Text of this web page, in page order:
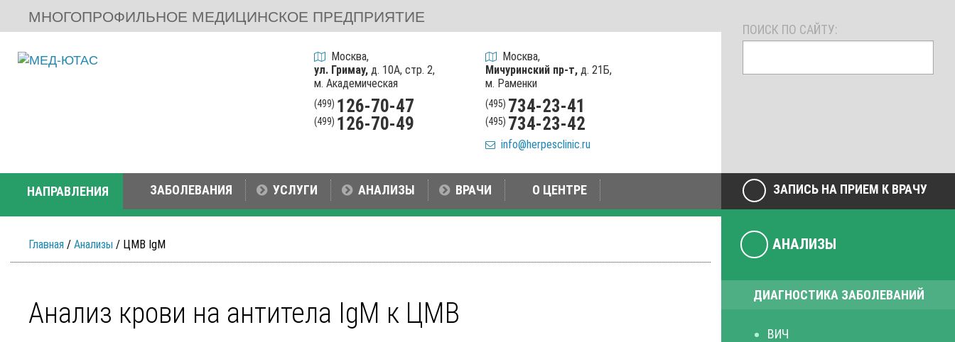
МНОГОПРОФИЛЬНОЕ МЕДИЦИНСКОЕ ПРЕДПРИЯТИЕ
Москва,
ул. Гримау,д. 10А, стр. 2,
м. Академическая
(499) 126-70-47
(499) 126-70-49
Москва,
Мичуринский пр-т, д. 21Б,
м. Раменки
(495) 734-23-41
(495) 734-23-42
info@herpesclinic.ru
ПОИСК ПО САЙТУ:
НАПРАВЛЕНИЯ ЗАБОЛЕВАНИЯ УСЛУГИ АНАЛИЗЫ ВРАЧИ О ЦЕНТРЕ
Главная / Анализы / ЦМВ IgM
Анализ крови на антитела IgM к ЦМВ
ЗАПИСЬ НА ПРИЕМ К ВРАЧУ
АНАЛИЗЫ
ДИАГНОСТИКА ЗАБОЛЕВАНИЙ
ВИЧ